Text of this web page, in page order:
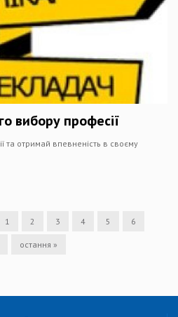
вибору професії
та отримай впевненість в своєму
1 2 3 4 5 6
остання »